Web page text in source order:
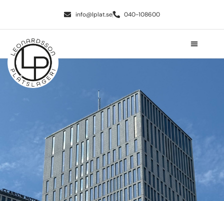
info@lplat.se 040-108600